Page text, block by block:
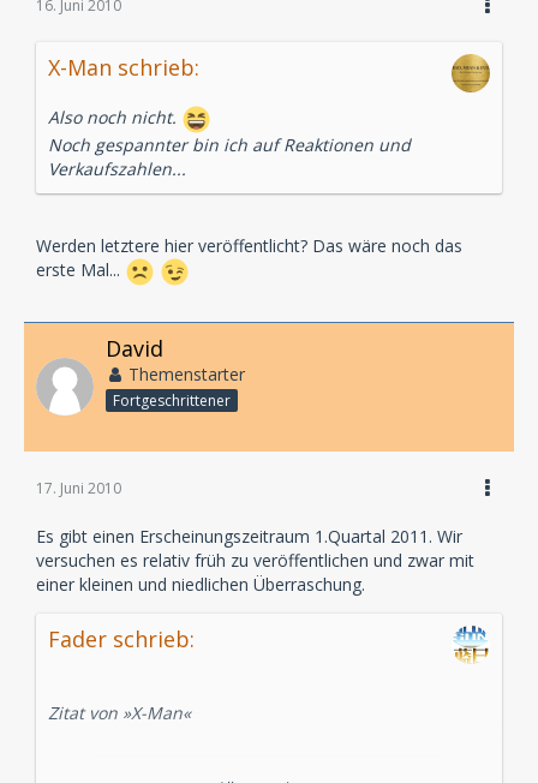
16. Juni 2010
X-Man schrieb:
Also noch nicht.
Noch gespannter bin ich auf Reaktionen und
Verkaufszahlen...
Werden letztere hier veröffentlicht? Das wäre noch das
erste Mal...
David
Themenstarter
Fortgeschrittener
17. Juni 2010
Es gibt einen Erscheinungszeitraum 1.Quartal 2011. Wir
versuchen es relativ früh zu veröffentlichen und zwar mit
einer kleinen und niedlichen Überraschung.
Fader schrieb:
Zitat von »X-Man«